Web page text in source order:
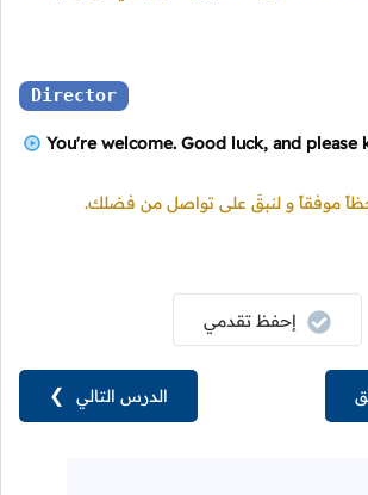
Director
You're welcome. Good luck, and please
موفقاً و لنبقَ على تواصل من فضلك.
الدرس التالي ❯
إحفظ تقدمي